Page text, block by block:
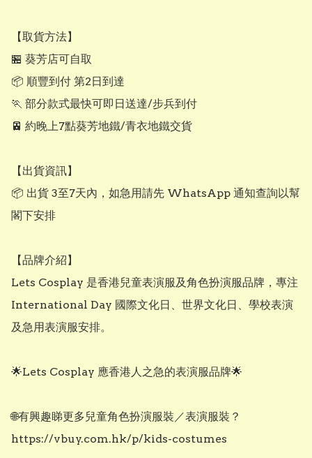
【取貨方法】
🏪 葵芳店可自取
📦 順豐到付 第2日到達
🏃 部分款式最快可即日送達/步兵到付
🚈 約晚上7點葵芳地鐵/青衣地鐵交貨
【出貨資訊】
📦 出貨 3至7天內，如急用請先 WhatsApp 通知查詢以幫
閣下安排
【品牌介紹】
Lets Cosplay 是香港兒童表演服及角色扮演服品牌，專注
International Day 國際文化日、世界文化日、學校表演
及急用表演服安排。
🌟Lets Cosplay 應香港人之急的表演服品牌🌟
🌐有興趣睇更多兒童角色扮演服裝／表演服裝？
https://vbuy.com.hk/p/kids-costumes